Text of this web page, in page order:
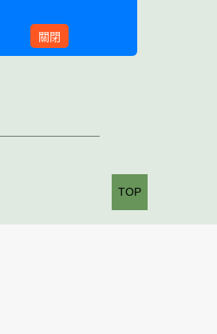
TOP
關閉